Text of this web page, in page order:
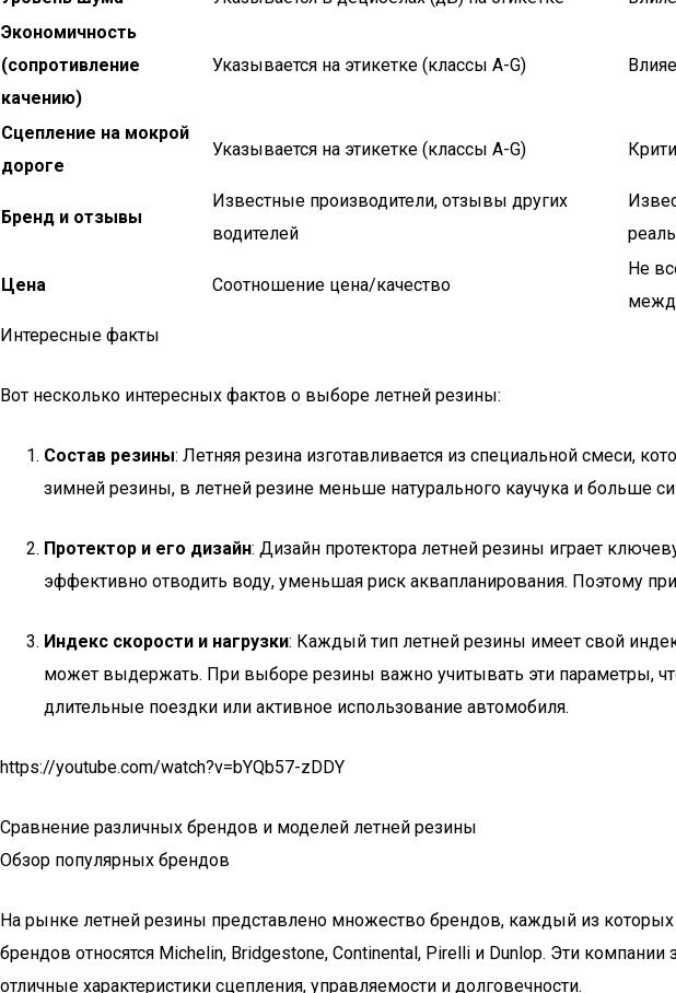
Экономичность
(сопротивление
качению)
Указывается на этикетке (классы A-G)
Сцепление на мокрой
дороге
Указывается на этикетке (классы A-G)
Бренд и отзывы
Известные производители, отзывы других
водителей
Цена Соотношение цена/качество
Не
Интересные факты
Вот несколько интересных фактов о выборе летней резины:
Состав резины: Летняя резина изготавливается из специальной смеси,
зимней резины, в летней резине меньше натурального каучука и больше
Протектор и его дизайн: Дизайн протектора летней резины играет
эффективно отводить воду, уменьшая риск аквапланирования. Поэтому
Индекс скорости и нагрузки: Каждый тип летней резины имеет свой
может выдержать. При выборе резины важно учитывать эти параметры,
длительные поездки или активное использование автомобиля.
https://youtube.com/watch?v=bYQb57-zDDY
Сравнение различных брендов и моделей летней резины
Обзор популярных брендов
На рынке летней резины представлено множество брендов, каждый из
брендов относятся Michelin, Bridgestone, Continental, Pirelli и Dunlop. Эти
отличные характеристики сцепления, управляемости и долговечности.